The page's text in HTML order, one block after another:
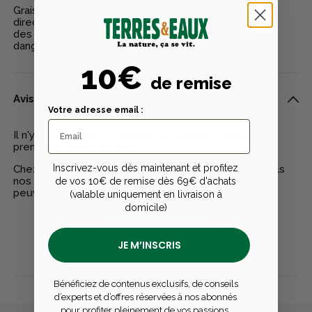
Graisse de couleur blanche à beige, appliquer
directement sur les surfaces à lubrifier, sur le filetage
des chokes avant leur installation, produit classé
dangereux pour l'environnement.
Avis clients
Il n'y a pas encore d'avis pour ce produit - Soyez le
premier à rédiger un avis
Chez Terres & Eaux, les avis sont 100% certifiés : seuls
nos clients ayant réellement acheté nos produits
peuvent laisser un avis
Publier un avis
10€ de remise
Votre adresse email :
Inscrivez-vous dès maintenant et profitez
de vos 10€ de remise dès 69€ d'achats
(valable uniquement en livraison à
domicile)
JE M’INSCRIS
Bénéficiez de contenus exclusifs, de conseils
d’experts et d’offres réservées à nos abonnés